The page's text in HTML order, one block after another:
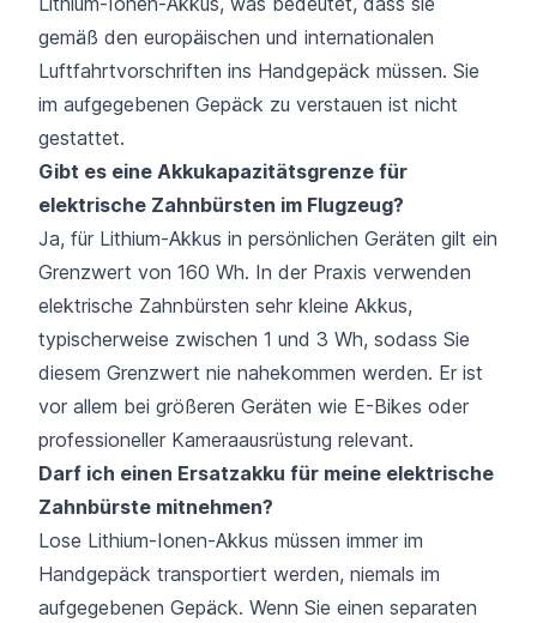
gemäß den europäischen und internationalen
Luftfahrtvorschriften ins Handgepäck müssen. Sie
im aufgegebenen Gepäck zu verstauen ist nicht
gestattet.
Gibt es eine Akkukapazitätsgrenze für
elektrische Zahnbürsten im Flugzeug?
Ja, für Lithium-Akkus in persönlichen Geräten gilt ein
Grenzwert von 160 Wh. In der Praxis verwenden
elektrische Zahnbürsten sehr kleine Akkus,
typischerweise zwischen 1 und 3 Wh, sodass Sie
diesem Grenzwert nie nahekommen werden. Er ist
vor allem bei größeren Geräten wie E-Bikes oder
professioneller Kameraausrüstung relevant.
Darf ich einen Ersatzakku für meine elektrische
Zahnbürste mitnehmen?
Lose Lithium-Ionen-Akkus müssen immer im
Handgepäck transportiert werden, niemals im
aufgegebenen Gepäck. Wenn Sie einen separaten